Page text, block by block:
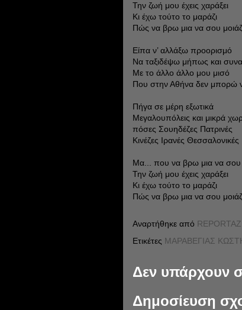
Την ζωή μου έχεις χαράξει
Κι έχω τούτο το μαράζι
Πώς να βρω μια να σου
Είπα ν’ αλλάξω προορισμό
Να ταξιδέψω μήπως και
Με το άλλο άλλο μου μισό
Που στην Αθήνα δεν μπορώ
Πήγα σε μέρη εξωτικά
Μεγαλουπόλεις και μικρά
πόσες Σουηδέζες Πατρινές
Κινέζες Ιρανές Θεσσαλονικές
Μα... που να βρω μια να σου
Την ζωή μου έχεις χαράξει
Κι έχω τούτο το μαράζι
Πώς να βρω μια να σου
Αναρτήθηκε από REPORTAZ
Ετικέτες ΜΑΡΑΒΕΓΙΑΣ
Δεν υπάρχουν
Δημοσίευση